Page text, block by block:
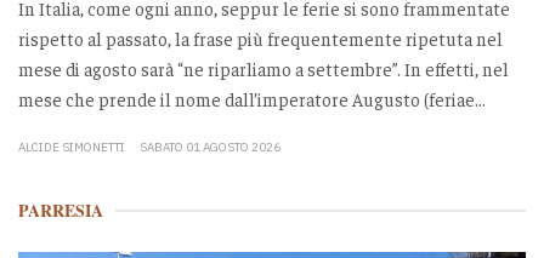
In Italia, come ogni anno, seppur le ferie si sono frammentate
rispetto al passato, la frase più frequentemente ripetuta nel
mese di agosto sarà “ne riparliamo a settembre”. In effetti, nel
mese che prende il nome dall’imperatore Augusto (feriae...
ALCIDE SIMONETTI SABATO 01 AGOSTO 2026
PARRESIA